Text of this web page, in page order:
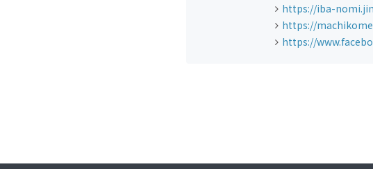
https://iba-
https://
https://